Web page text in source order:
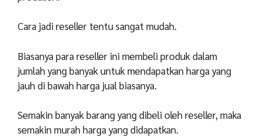
Cara jadi reseller tentu sangat mudah.
Biasanya para reseller ini membeli produk dalam
jumlah yang banyak untuk mendapatkan harga yang
jauh di bawah harga jual biasanya.
Semakin banyak barang yang dibeli oleh reseller, maka
semakin murah harga yang didapatkan.